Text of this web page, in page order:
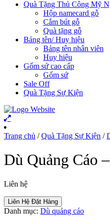
Quà Tặng Thủ Công Mỹ
Hộp namecard gỗ
Cắm bút gỗ
Quà tặng gỗ
Bảng tên/ Huy hiệu
Bảng tên nhân viên
Huy hiệu
Gốm sứ cao cấp
Gốm sứ
Sale Off
Quà Tặng Sự Kiện
Trang chủ /Quà Tặng Sự Kiện /
Dù Quảng Cáo
Liên hệ
Liên Hệ Đặt Hàng
Danh mục: Dù quảng cáo